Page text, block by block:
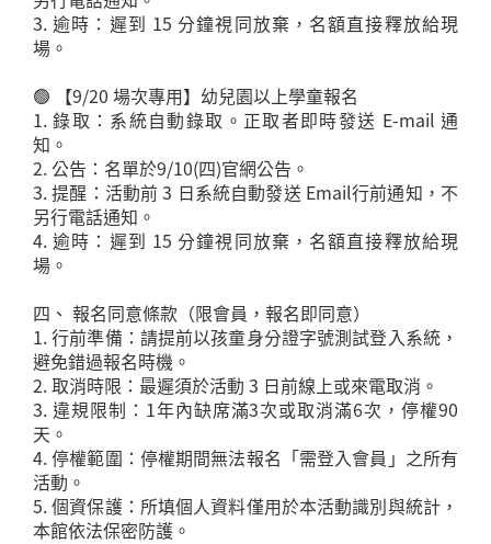
3. 逾時：遲到 15 分鐘視同放棄，名額直接釋放給現
場。
🟢 【9/20 場次專用】幼兒園以上學童報名
1. 錄取：系統自動錄取。正取者即時發送 E-mail 通
知。
2. 公告：名單於9/10(四)官網公告。
3. 提醒：活動前 3 日系統自動發送 Email行前通知，不
另行電話通知。
4. 逾時：遲到 15 分鐘視同放棄，名額直接釋放給現
場。
四、 報名同意條款（限會員，報名即同意）
1. 行前準備：請提前以孩童身分證字號測試登入系統，
避免錯過報名時機。
2. 取消時限：最遲須於活動 3 日前線上或來電取消。
3. 違規限制：1年內缺席滿3次或取消滿6次，停權90
天。
4. 停權範圍：停權期間無法報名「需登入會員」之所有
活動。
5. 個資保護：所填個人資料僅用於本活動識別與統計，
本館依法保密防護。